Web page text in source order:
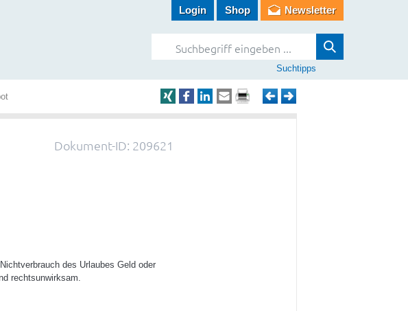
Login Shop Newsletter
Suchtipps
Dokument-ID: 209621
des Urlaubes Geld oder
rechtsunwirksam.